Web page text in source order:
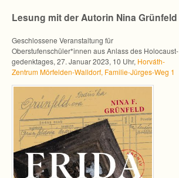
Lesung mit der Auto­rin Nina Grünfeld
Geschlos­sene Ver­an­stal­tung für
Oberstufenschüler*innen aus Anlass des Holo­caust­
ge­denk­ta­ges, 27. Januar 2023, 10 Uhr, Horváth-
Zentrum Mörfelden-Walldorf, Familie-Jürges-Weg 1